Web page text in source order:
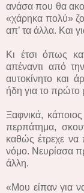
ανάσα που θα
«χάρηκα πολύ»
απ’ τα άλλα. Και
Κι έτσι όπως
απέναντι από
αυτοκίνητο και
ήδη για το πρώτο
Ξαφνικά,
περπάτημα,
καθώς έτρεχε να
νόμο. Νευρίασα
άλλη.
«Μου είπαν για